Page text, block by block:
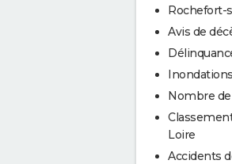
Rochefort-
Avis de
Nombre
Loire
Accidents